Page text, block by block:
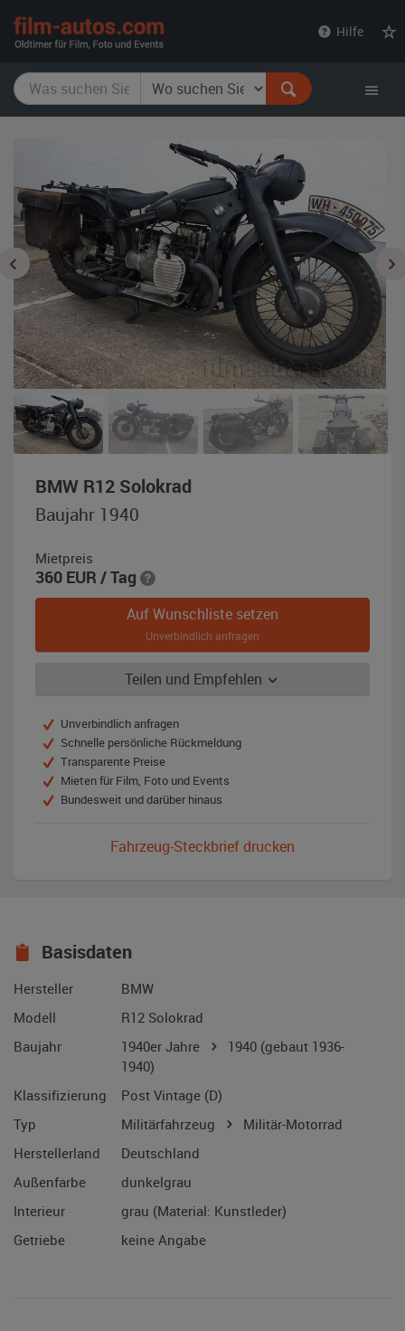
Hilfe
BMW R12 Solokrad
Baujahr 1940
Mietpreis
360 EUR / Tag
Auf Wunschliste setzen
Unverbindlich anfragen
Teilen und Empfehlen
Unverbindlich anfragen
Schnelle persönliche Rückmeldung
Transparente Preise
Mieten für Film, Foto und Events
Bundesweit und darüber hinaus
Fahrzeug-Steckbrief drucken
Basisdaten
Hersteller
BMW
Modell
R12 Solokrad
Baujahr
1940er Jahre 1940 (gebaut 1936-
1940)
Klassifizierung
Post Vintage (D)
Typ
Militärfahrzeug
Militär-Motorrad
Herstellerland
Deutschland
Außenfarbe
dunkelgrau
Interieur
grau (Material: Kunstleder)
Getriebe
keine Angabe